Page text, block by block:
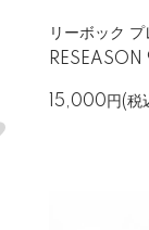
リーボック
15,000円(